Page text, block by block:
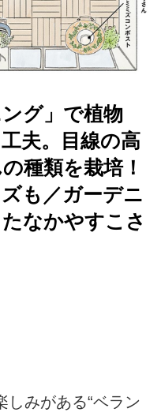
グ」で植物
夫。目線の高
種類を栽培！
も／ガーデニ
なかやすこさ
しみがある“ベラン